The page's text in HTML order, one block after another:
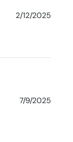
2/12/2025
7/9/2025